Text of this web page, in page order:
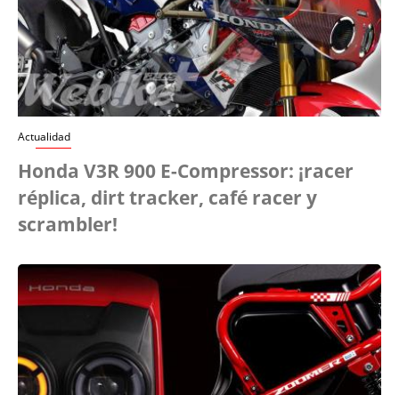
Actualidad
Honda V3R 900 E-Compressor: ¡racer
réplica, dirt tracker, café racer y
scrambler!